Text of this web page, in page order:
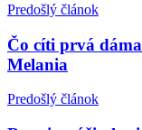
Predošlý článok
Čo cíti prvá
Melania
Predošlý článok